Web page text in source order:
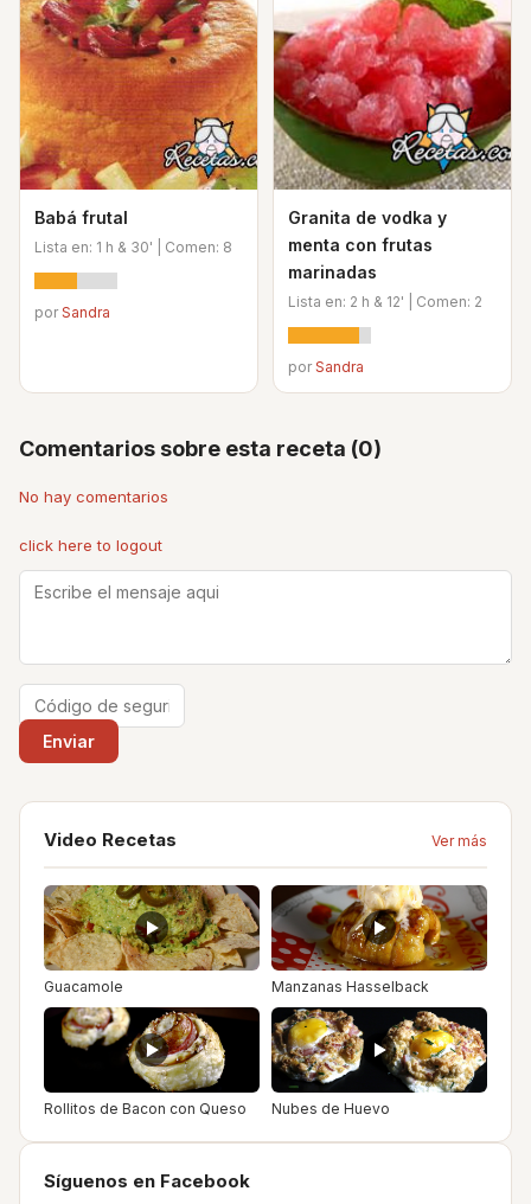
Babá frutal
Lista en: 1 h & 30' | Comen: 8
porSandra
Granita de vodka y
menta con frutas
marinadas
Lista en: 2 h & 12' | Comen: 2
porSandra
Comentarios sobre esta receta (0)
No hay comentarios
click here to logout
Video Recetas Ver más
Guacamole Manzanas Hasselback
Rollitos de Bacon con Queso Nubes de Huevo
Síguenos en Facebook